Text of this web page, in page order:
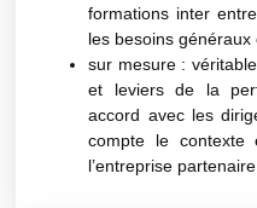
formations inter
les besoins généraux
sur mesure:
et leviers de la
accord avec les
compte le contexte
l’entreprise partenaire